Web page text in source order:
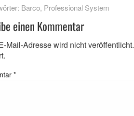
Barco, Professional System
einen Kommentar
Mail-Adresse wird nicht veröffentlicht.
*